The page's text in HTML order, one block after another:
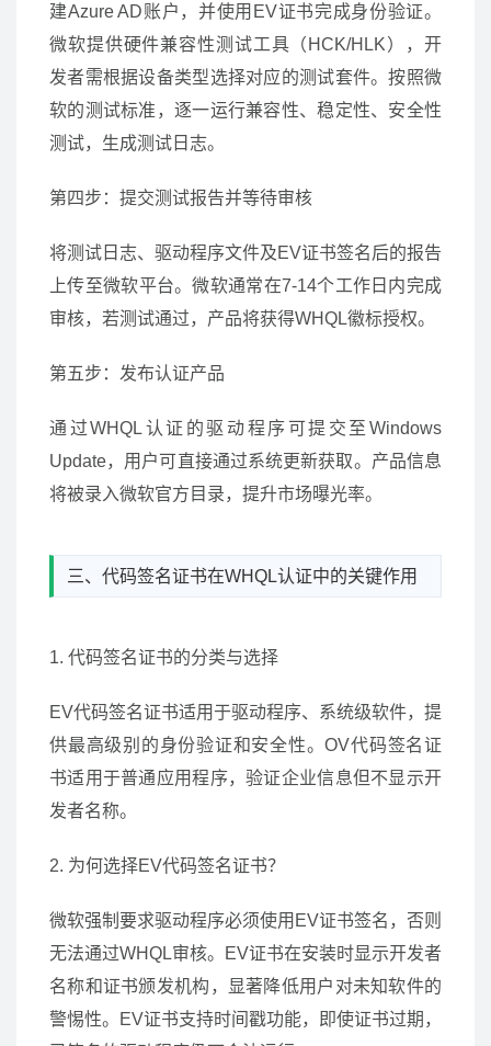
建Azure AD账户，并使用EV证书完成身份验证。
微软提供硬件兼容性测试工具（HCK/HLK），开
发者需根据设备类型选择对应的测试套件。按照微
软的测试标准，逐一运行兼容性、稳定性、安全性
测试，生成测试日志。
第四步：提交测试报告并等待审核
将测试日志、驱动程序文件及EV证书签名后的报告
上传至微软平台。微软通常在7-14个工作日内完成
审核，若测试通过，产品将获得WHQL徽标授权。
第五步：发布认证产品
通过WHQL认证的驱动程序可提交至Windows
Update，用户可直接通过系统更新获取。产品信息
将被录入微软官方目录，提升市场曝光率。
三、代码签名证书在WHQL认证中的关键作用
1. 代码签名证书的分类与选择
EV代码签名证书适用于驱动程序、系统级软件，提
供最高级别的身份验证和安全性。OV代码签名证
书适用于普通应用程序，验证企业信息但不显示开
发者名称。
2. 为何选择EV代码签名证书？
微软强制要求驱动程序必须使用EV证书签名，否则
无法通过WHQL审核。EV证书在安装时显示开发者
名称和证书颁发机构，显著降低用户对未知软件的
警惕性。EV证书支持时间戳功能，即使证书过期，